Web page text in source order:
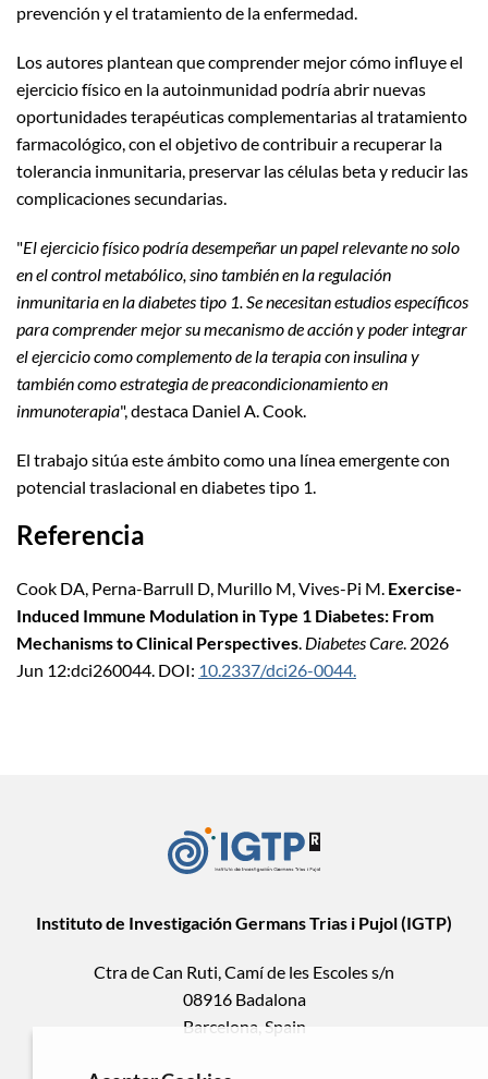
prevención y el tratamiento de la enfermedad.
Los autores plantean que comprender mejor cómo influye el
ejercicio físico en la autoinmunidad podría abrir nuevas
oportunidades terapéuticas complementarias al tratamiento
farmacológico, con el objetivo de contribuir a recuperar la
tolerancia inmunitaria, preservar las células beta y reducir las
complicaciones secundarias.
"El ejercicio físico podría desempeñar un papel relevante no solo
en el control metabólico, sino también en la regulación
inmunitaria en la diabetes tipo 1. Se necesitan estudios específicos
para comprender mejor su mecanismo de acción y poder integrar
el ejercicio como complemento de la terapia con insulina y
también como estrategia de preacondicionamiento en
inmunoterapia", destaca Daniel A. Cook.
El trabajo sitúa este ámbito como una línea emergente con
potencial traslacional en diabetes tipo 1.
Referencia
Cook DA, Perna-Barrull D, Murillo M, Vives-Pi M. Exercise-
Induced Immune Modulation in Type 1 Diabetes: From
Mechanisms to Clinical Perspectives. Diabetes Care. 2026
Jun 12:dci260044. DOI: 10.2337/dci26-0044.
Instituto de Investigación Germans Trias i Pujol (IGTP)
Ctra de Can Ruti, Camí de les Escoles s/n
08916 Badalona
Barcelona, Spain